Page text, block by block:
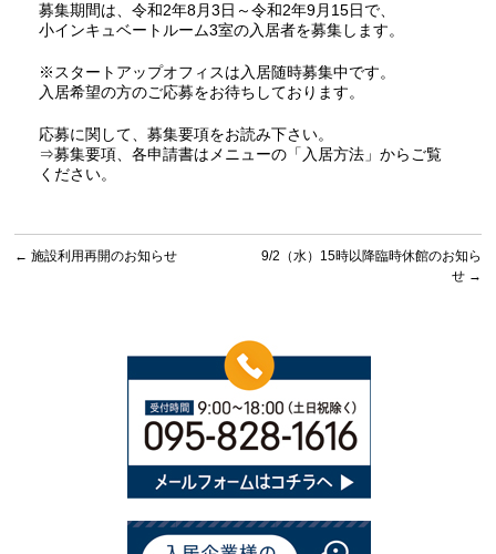
募集期間は、令和2年8月3日～令和2年9月15日で、
小インキュベートルーム3室の入居者を募集します。
※スタートアップオフィスは入居随時募集中です。
入居希望の方のご応募をお待ちしております。
応募に関して、募集要項をお読み下さい。
⇒募集要項、各申請書はメニューの 「入居方法」からご覧
ください。
← 施設利用再開のお知らせ
9/2（水）15時以降臨時休館のお知ら
せ →